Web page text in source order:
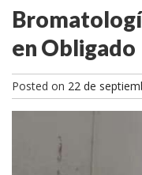
en Obligado
Posted on 22 de